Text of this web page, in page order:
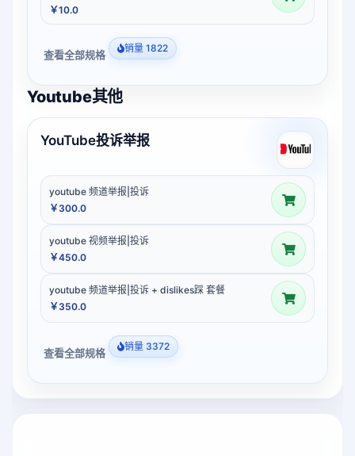
￥10.0
查看全部规格 销量 1822
Youtube其他
YouTube投诉举报
youtube 频道举报|投诉
￥300.0
youtube 视频举报|投诉
￥450.0
youtube 频道举报|投诉 + dislikes踩 套餐
￥350.0
查看全部规格 销量 3372